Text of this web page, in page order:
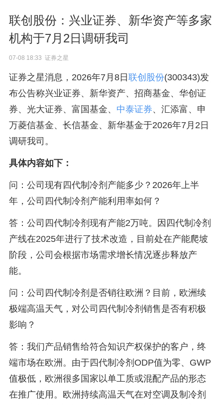
联创股份：兴业证券、新华资产等多家
机构于7月2日调研我司
07-08 18:33 证券之星
证券之星消息，2026年7月8日 联创股份(300343)发
布公告称兴业证券、新华资产、招商基金、华创证
券、光大证券、富国基金、 中泰证券、汇添富、申
万菱信基金、长信基金、新华基金于2026年7月2日
调研我司。
具体内容如下：
问：公司现有四代制冷剂产能多少？2026年上半
年，公司四代制冷剂产能利用率如何？
答：公司四代制冷剂现有产能2万吨。因四代制冷剂
产线在2025年进行了技术改造，目前处在产能爬坡
阶段，公司会根据市场需求增长情况逐步释放产
能。
问：公司四代制冷剂是否销往欧洲？目前，欧洲续
极端高温天气，对公司四代制冷剂销售是否有积极
影响？
答：我们产品销售给符合知识产权保护的客户，终
端市场在欧洲。由于四代制冷剂ODP值为零、GWP
值极低，欧洲很多国家以单工质或混配产品的形态
在推广使用。欧洲持续高温天气在对空调及制冷剂